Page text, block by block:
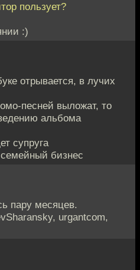
пользует?
:)
отрывается, в лучих
песней выложат, то
альбома
супруга
бизнес
пару месяцев.
urgantcom,